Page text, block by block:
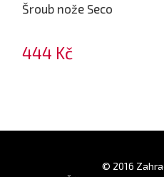
Šroub nože Seco
444 Kč
© 2016